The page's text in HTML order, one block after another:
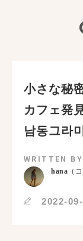
小さな秘
カフェ発
남동그라
WRITTEN BY
hana （
2022-